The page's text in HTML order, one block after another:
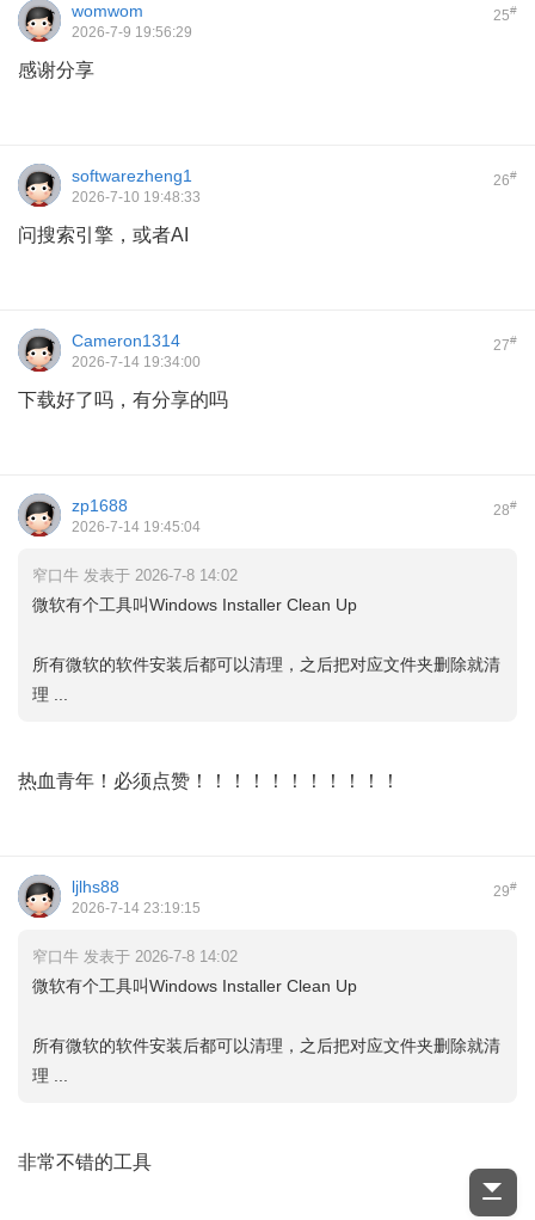
25#
womwom
2026-7-9 19:56:29
感谢分享
26#
softwarezheng1
2026-7-10 19:48:33
问搜索引擎，或者AI
27#
Cameron1314
2026-7-14 19:34:00
下载好了吗，有分享的吗
28#
zp1688
2026-7-14 19:45:04
窄口牛 发表于 2026-7-8 14:02
微软有个工具叫Windows Installer Clean Up
所有微软的软件安装后都可以清理，之后把对应文件夹删除就清
理 ...
热血青年！必须点赞！！！！！！！！！！！
29#
ljlhs88
2026-7-14 23:19:15
窄口牛 发表于 2026-7-8 14:02
微软有个工具叫Windows Installer Clean Up
所有微软的软件安装后都可以清理，之后把对应文件夹删除就清
理 ...
非常不错的工具